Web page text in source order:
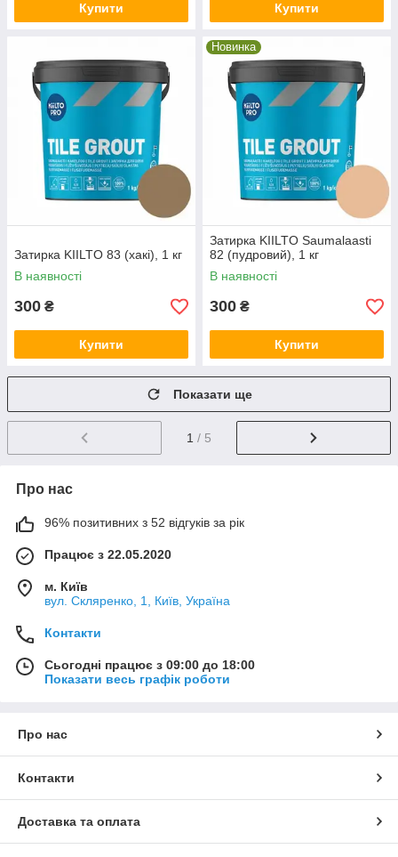
Купити Купити
Затирка KIILTO 83 (хакі), 1 кг
В наявності
300 ₴
Купити
Новинка
Затирка KIILTO Saumalaasti
82 (пудровий), 1 кг
В наявності
300 ₴
Купити
Показати ще
1 / 5
Про нас
96% позитивних з 52 відгуків за рік
Працює з 22.05.2020
м. Київ
вул. Скляренко, 1, Київ, Україна
Контакти
Сьогодні працює з 09:00 до 18:00
Показати весь графік роботи
Про нас
Контакти
Доставка та оплата